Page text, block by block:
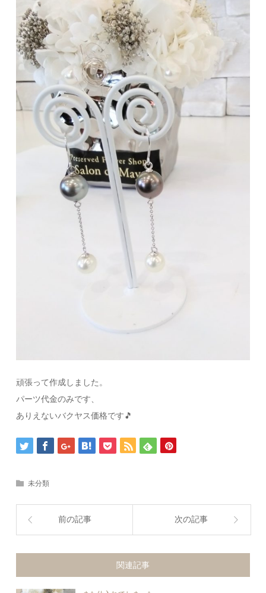
頑張って作成しました。
パーツ代金のみです、
ありえないバクヤス価格です🎵
未分類
前の記事 次の記事
関連記事